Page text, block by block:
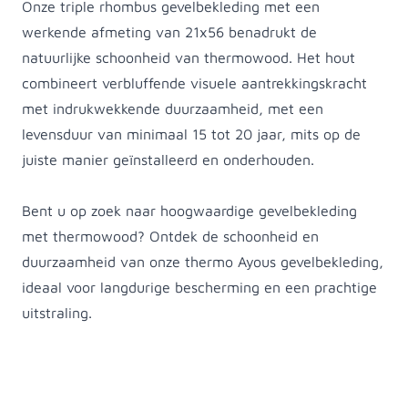
Onze triple rhombus gevelbekleding met een
werkende afmeting van 21x56 benadrukt de
natuurlijke schoonheid van thermowood. Het hout
combineert verbluffende visuele aantrekkingskracht
met indrukwekkende duurzaamheid, met een
levensduur van minimaal 15 tot 20 jaar, mits op de
juiste manier geïnstalleerd en onderhouden.
Bent u op zoek naar hoogwaardige gevelbekleding
met thermowood? Ontdek de schoonheid en
duurzaamheid van onze thermo Ayous gevelbekleding,
ideaal voor langdurige bescherming en een prachtige
uitstraling.